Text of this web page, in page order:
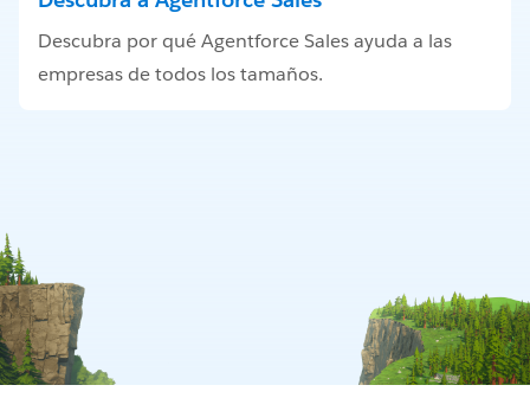
Descubra por qué Agentforce Sales ayuda a las
empresas de todos los tamaños.